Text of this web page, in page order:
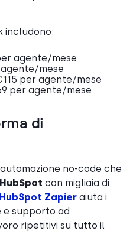
includono:
agente/mese
mese
per agente/mese
per agente/mese
di
no-code che
HubSpot con migliaia di
Zapier aiuta i
e supporto ad
ripetitivi su tutto il